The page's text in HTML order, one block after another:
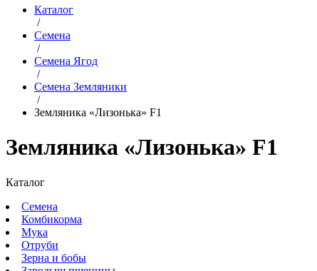
Каталог
/
Семена
/
Семена Ягод
/
Семена Земляники
/
Земляника «Лизонька» F1
Земляника «Лизонька» F1
Каталог
Семена
Комбикорма
Мука
Отруби
Зерна и бобы